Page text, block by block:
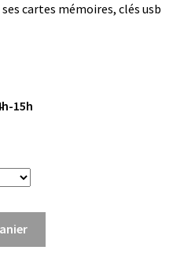
cartes mémoires, clés usb
15h